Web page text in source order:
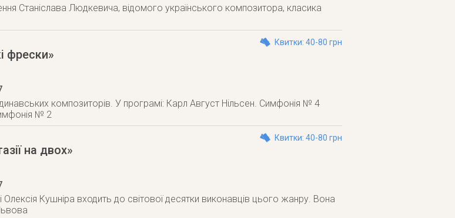
Станіслава Людкевича, відомого українського композитора, класика
Квитки: 40-80 грн
фрески»
композиторів. У програмі: Карл Август Нільсен. Симфонія № 4
№ 2
Квитки: 40-80 грн
на двох»
Олексія Кушніра входить до світової десятки виконавців цього жанру. Вона